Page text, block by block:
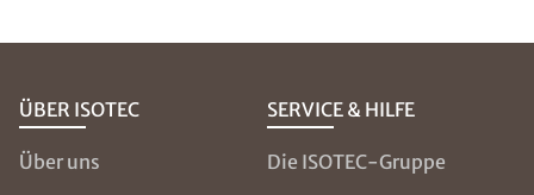
ÜBER ISOTEC
Über uns
SERVICE & HILFE
Die ISOTEC-Gruppe